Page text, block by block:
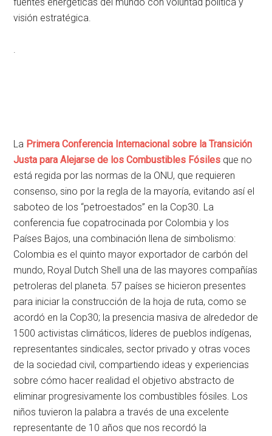
visión estratégica.
.
La Primera Conferencia Internacional sobre la Transición
Justa para Alejarse de los Combustibles Fósiles que no
está regida por las normas de la ONU, que requieren
consenso, sino por la regla de la mayoría, evitando así el
saboteo de los “petroestados” en la Cop30. La
conferencia fue copatrocinada por Colombia y los
Países Bajos, una combinación llena de simbolismo:
Colombia es el quinto mayor exportador de carbón del
mundo, Royal Dutch Shell una de las mayores compañías
petroleras del planeta. 57 países se hicieron presentes
para iniciar la construcción de la hoja de ruta, como se
acordó en la Cop30; la presencia masiva de alrededor de
1500 activistas climáticos, líderes de pueblos indígenas,
representantes sindicales, sector privado y otras voces
de la sociedad civil, compartiendo ideas y experiencias
sobre cómo hacer realidad el objetivo abstracto de
eliminar progresivamente los combustibles fósiles. Los
niños tuvieron la palabra a través de una excelente
representante de 10 años que nos recordó la